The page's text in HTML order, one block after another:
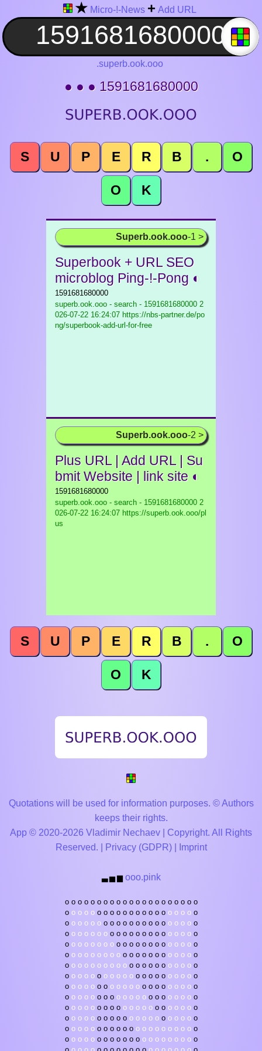
★ Micro-!-News + Add URL
.superb.ook.ooo
● ● ● 1591681680000
S U P E R B . O
O K
Superb.ook.ooo-1 >
Superbook + URL SEO
microblog Ping-!-Pong ◐
1591681680000
superb.ook.ooo - search - 1591681680000 2
026-07-22 16:24:07 https://nbs-partner.de/po
ng/superbook-add-url-for-free
Superb.ook.ooo-2 >
Plus URL | Add URL | Su
bmit Website | link site ◐
1591681680000
superb.ook.ooo - search - 1591681680000 2
026-07-22 16:24:07 https://superb.ook.ooo/pl
us
S U P E R B . O
O K
Quotations will be used for information purposes. © Authors
keeps their rights.
App © 2020-2026 Vladimir Nechaev | Copyright. All Rights
Reserved. |
Privacy (GDPR)| Imprint
▃ ▅ ▆ ooo.pink
o o o o o o o o o o o o o o o o o o o o o
o o o o o o o o o o o o o o o o o o o o o
o o o o o o o o o o o o o o o o o o o o o
o o o o o o o o o o o o o o o o o o o o o
o o o o o o o o o o o o o o o o o o o o o
o o o o o o o o o o o o o o o o o o o o o
o o o o o o o o o o o o o o o o o o o o o
o o o o o o o o o o o o o o o o o o o o o
o o o o o o o o o o o o o o o o o o o o o
o o o o o o o o o o o o o o o o o o o o o
o o o o o o o o o o o o o o o o o o o o o
o o o o o o o o o o o o o o o o o o o o o
o o o o o o o o o o o o o o o o o o o o o
o o o o o o o o o o o o o o o o o o o o o